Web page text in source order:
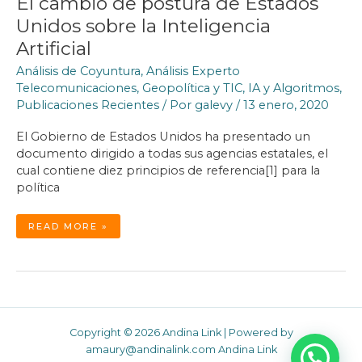
Unidos sobre la Inteligencia
Artificial
Análisis de Coyuntura, Análisis Experto
Telecomunicaciones, Geopolítica y TIC, IA y Algoritmos,
Publicaciones Recientes / Por galevy /13 enero, 2020
El Gobierno de Estados Unidos ha presentado un
documento dirigido a todas sus agencias estatales, el
cual contiene diez principios de referencia[1] para la
política
EL
CAMBIO
DE
UNIDOS
ARTIFICIAL
READ MORE »
Copyright © 2026 Andina Link | Powered by
amaury@andinalink.com Andina Link